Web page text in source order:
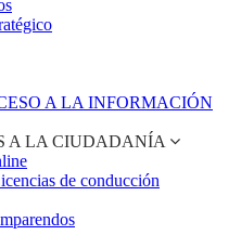
A LA INFORMACIÓN
A LA CIUDADANÍA
de conducción